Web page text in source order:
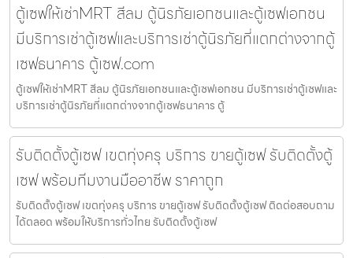
ตู้เซฟให้เช่าMRT สีลม ตู้นิรภัยเอกชนและตู้เซฟเอกชน
มีบริการเช่าตู้เซฟและบริการเช่าตู้นิรภัยที่แตกต่างจากตู้
เซฟธนาคาร ตู้เซฟ.com
ตู้เซฟให้เช่าMRT สีลม ตู้นิรภัยเอกชนและตู้เซฟเอกชน มีบริการเช่าตู้เซฟและ
บริการเช่าตู้นิรภัยที่แตกต่างจากตู้เซฟธนาคาร ตู้
รับติดตั้งตู้เซฟ เขตทุ่งครุ บริการ ขายตู้เซฟ รับติดตั้งตู้
เซฟ พร้อมทีมงานมืออาชีพ ราคาถูก
รับติดตั้งตู้เซฟ เขตทุ่งครุ บริการ ขายตู้เซฟ รับติดตั้งตู้เซฟ ติดต่อสอบถาม
ได้ตลอด พร้อมให้บริการทั่วไทย รับติดตั้งตู้เซฟ